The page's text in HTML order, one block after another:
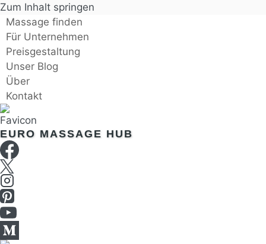
Zum Inhalt springen
Massage finden
Für Unternehmen
Preisgestaltung
Unser Blog
Über
Kontakt
EURO MASSAGE HUB